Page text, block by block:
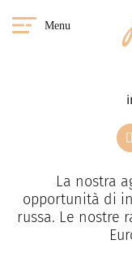
Menu
La nostra
opportunità di
russa. Le nostre